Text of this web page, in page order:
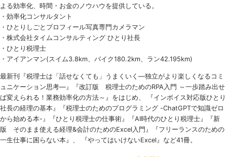
よる効率化、時間・お金のノウハウを提供している。
・効率化コンサルタント
・ひとりしごとプロフィール写真専門カメラマン
・株式会社タイムコンサルティング ひとり社長
・ひとり税理士
・アイアンマン(スイム3.8km、バイク180.2km、ラン42.195km)
最新刊『税理士は「話せなくても」うまくいく ―独立がより楽しくなるコミ
ュニケーション思考―』『改訂版 税理士のためのRPA 入門 ～一歩踏み出せ
ば変えられる！業務効率化の方法～』をはじめ、 『インボイス対応版ひとり
社長の経理の基本』『税理士のためのプログラミング -ChatGPTで知識ゼロ
から始める本-』『ひとり税理士の仕事術』『AI時代のひとり税理士』『新
版 そのまま使える経理&会計のためのExcel入門』『フリーランスのための
一生仕事に困らない本』、 『やってはいけないExcel』など41冊。